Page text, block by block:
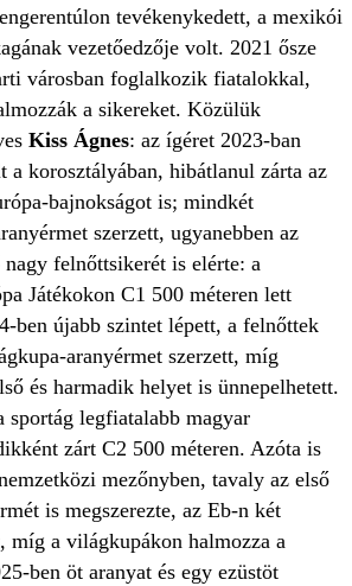
tevékenykedett, a mexikói
vezetőedzője volt. 2021 ősze
városban foglalkozik fiatalokkal,
a sikereket. Közülük
Kiss Ágnes: az ígéret 2023-ban
a korosztályában, hibátlanul zárta az
bajnokságot is; mindkét
szerzett, ugyanebben az
nagy felnőttsikerét is elérte: a
Játékokon C1 500 méteren lett
ben újabb szintet lépett, a felnőttek
aranyérmet szerzett, míg
és harmadik helyet is ünnepelhetett.
legfiatalabb magyar
zárt C2 500 méteren. Azóta is
mezőnyben, tavaly az első
is megszerezte, az Eb-n két
míg a világkupákon halmozza a
ben öt aranyat és egy ezüstöt